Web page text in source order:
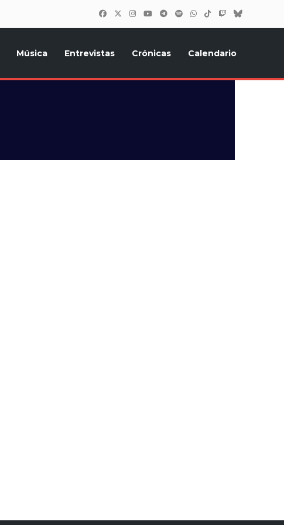
Música Entrevistas Crónicas Calendario